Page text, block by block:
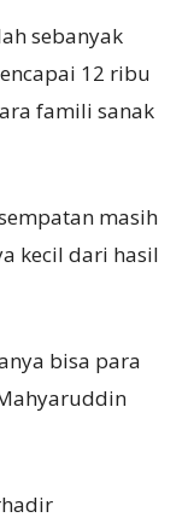
sebanyak
12 ribu
famili sanak
masih
kecil dari hasil
bisa para